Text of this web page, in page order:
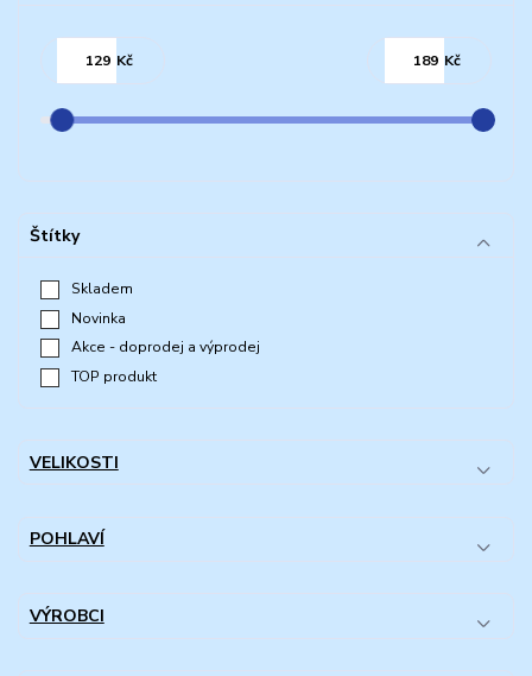
Kč Kč
Štítky
Skladem
Novinka
Akce - doprodej a výprodej
TOP produkt
VELIKOSTI
POHLAVÍ
VÝROBCI